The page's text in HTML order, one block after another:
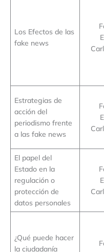
Los Efectos de las
fake news
Estrategias de
acción del
periodismo frente
a las fake news
El papel del
Estado en la
regulación o
protección de
datos personales
¿Qué puede hacer
la ciudadanía